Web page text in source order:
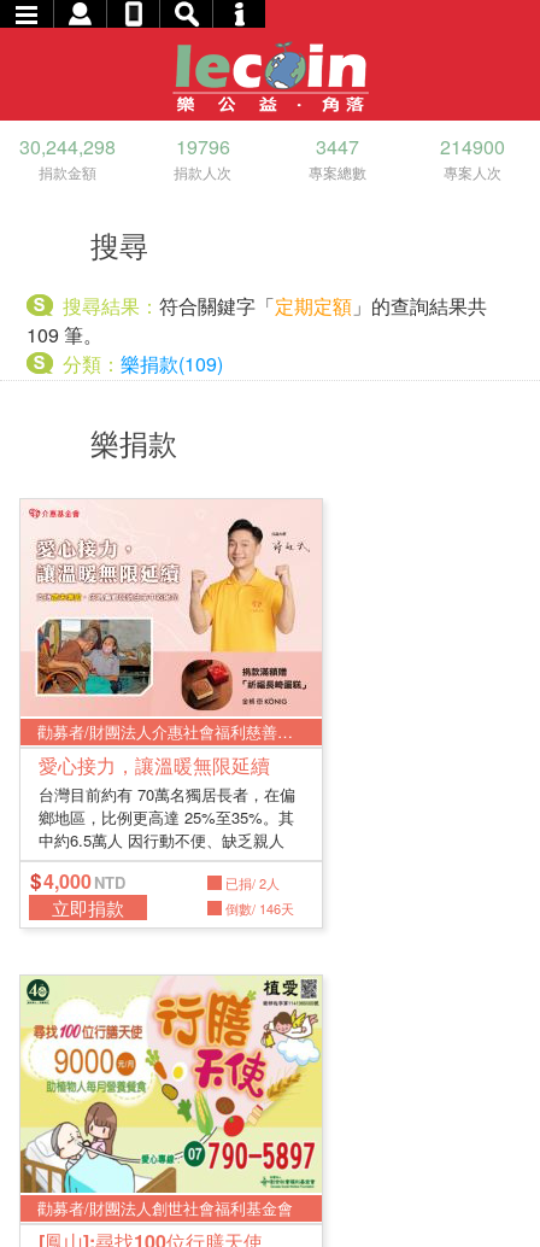
30,244,298
捐款金額
19796
捐款人次
3447
專案總數
214900
專案人次
搜尋
搜尋結果：符合關鍵字「定期定額 」的查詢結果共
109 筆。
分類：樂捐款(109)
樂捐款
勸募者/財團法人介惠社會福利慈善基金會
愛心接力，讓溫暖無限延續
台灣目前約有 70萬名獨居長者，在偏
鄉地區，比例更高達 25%至35%。其
中約6.5萬人 因行動不便、缺乏親人
照...
4,000 已捐/ 2人
立即捐款 倒數/ 146天
勸募者/財團法人創世社會福利基金會